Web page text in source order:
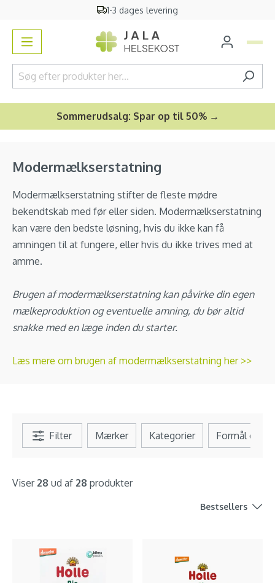
Gratisvareprøverogbonusgave
Sommerudsalg: Spar op til 50% →
Modermælkserstatning
Modermælkserstatning stifter de fleste mødre
bekendtskab med før eller siden. Modermælkserstatning
kan være den bedste løsning, hvis du ikke kan få
amningen til at fungere, eller hvis du ikke trives med at
amme.
Brugen af modermælkserstatning kan påvirke din egen
mælkeproduktion og eventuelle amning, du bør altid
snakke med en læge inden du starter.
Læs mere om brugen af modermælkserstatning her >>
Filter Mærker Kategorier Formål og
Viser 28 ud af 28 produkter
Bestsellers